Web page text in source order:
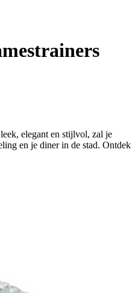
elegant en stijlvol, zal je
en je diner in de stad. Ontdek